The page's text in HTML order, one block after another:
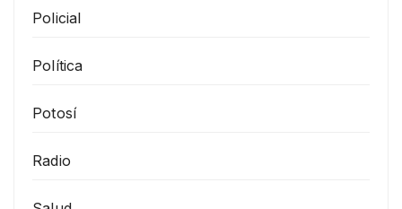
Policial
Política
Potosí
Radio